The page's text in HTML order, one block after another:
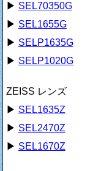
▶ SEL70350G
▶ SEL1655G
▶ SELP1635G
▶ SELP1020G
ZEISS レンズ
▶ SEL1635Z
▶ SEL2470Z
▶ SEL1670Z